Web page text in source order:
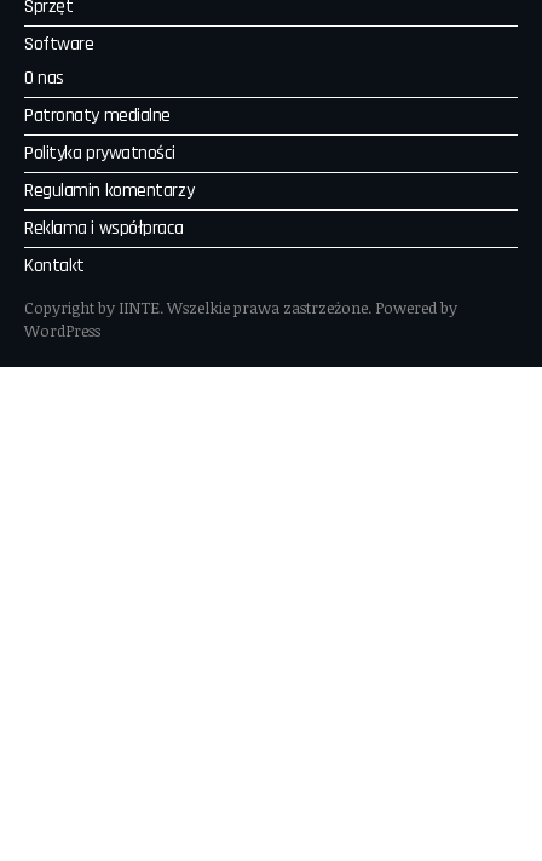
Sprzęt
Software
O nas
Patronaty medialne
Polityka prywatności
Regulamin komentarzy
Reklama i współpraca
Kontakt
Copyright by IINTE. Wszelkie prawa zastrzeżone. Powered by
WordPress